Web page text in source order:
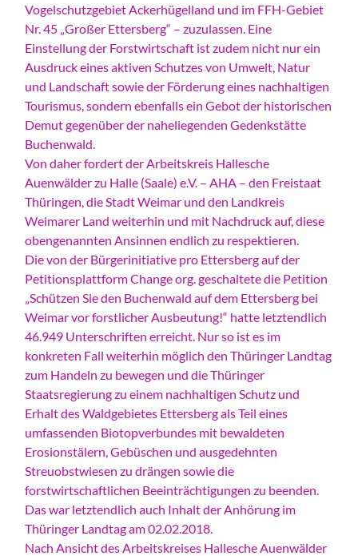
Vogelschutzgebiet Ackerhügelland und im FFH-Gebiet
Nr. 45 „Großer Ettersberg“ – zuzulassen. Eine
Einstellung der Forstwirtschaft ist zudem nicht nur ein
Ausdruck eines aktiven Schutzes von Umwelt, Natur
und Landschaft sowie der Förderung eines nachhaltigen
Tourismus, sondern ebenfalls ein Gebot der historischen
Demut gegenüber der naheliegenden Gedenkstätte
Buchenwald.
Von daher fordert der Arbeitskreis Hallesche
Auenwälder zu Halle (Saale) e.V. – AHA – den Freistaat
Thüringen, die Stadt Weimar und den Landkreis
Weimarer Land weiterhin und mit Nachdruck auf, diese
obengenannten Ansinnen endlich zu respektieren.
Die von der Bürgerinitiative pro Ettersberg auf der
Petitionsplattform Change org. geschaltete die Petition
„Schützen Sie den Buchenwald auf dem Ettersberg bei
Weimar vor forstlicher Ausbeutung!“ hatte letztendlich
46.949 Unterschriften erreicht. Nur so ist es im
konkreten Fall weiterhin möglich den Thüringer Landtag
zum Handeln zu bewegen und die Thüringer
Staatsregierung zu einem nachhaltigen Schutz und
Erhalt des Waldgebietes Ettersberg als Teil eines
umfassenden Biotopverbundes mit bewaldeten
Erosionstälern, Gebüschen und ausgedehnten
Streuobstwiesen zu drängen sowie die
forstwirtschaftlichen Beeinträchtigungen zu beenden.
Das war letztendlich auch Inhalt der Anhörung im
Thüringer Landtag am 02.02.2018.
Nach Ansicht des Arbeitskreises Hallesche Auenwälder